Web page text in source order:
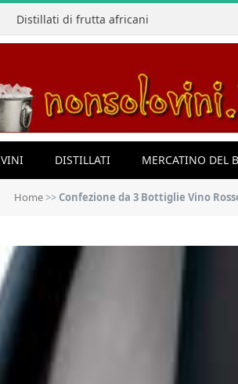
Distillati di frutta africani
VINI DISTILLATI MERCATINO DEL
Home>> Confezione da 3 Bottiglie Vino